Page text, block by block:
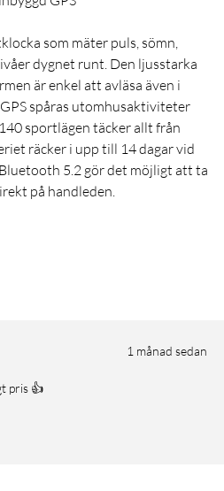
som mäter puls, sömn,
dygnet runt. Den ljusstarka
är enkel att avläsa även i
spåras utomhusaktiviteter
sportlägen täcker allt från
räcker i upp till 14 dagar vid
5.2 gör det möjligt att ta
på handleden.
1 månad sedan
pris 👍